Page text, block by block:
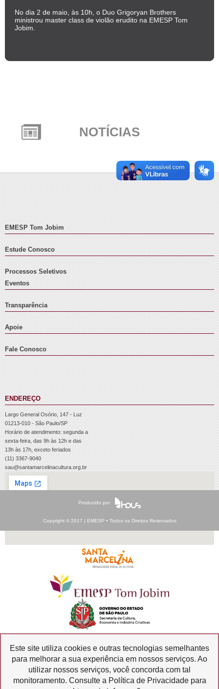
No dia 2 de maio, às 10h, o Duo Grigoryan Brothers
ministrou master class de violão erudito na EMESP Tom
Jobim.
NOTÍCIAS
EMESP Tom Jobim
Estude Conosco
Processos Seletivos
Eventos
Transparência
Apoie
Fale Conosco
ENDEREÇO
Largo General Osório, 147 - Luz
01213-010 - São Paulo/SP
Horário de atendimento: segunda a
sexta-feira, das 9h às 12h e das
13h às 17h, exceto feriados
(11) 3367-9040
sau@santamarcelinacultura.org.br
Produzido por
Copyright © 2017 | EMESP • Todos os Direitos Reservados
Ouvidoria
Transparência
SIC
Este site utiliza cookies e outras tecnologias semelhantes
para melhorar a sua experiência em nossos serviços. Ao
utilizar nossos serviços, você concorda com tal
monitoramento. Consulte a Política de Privacidade para